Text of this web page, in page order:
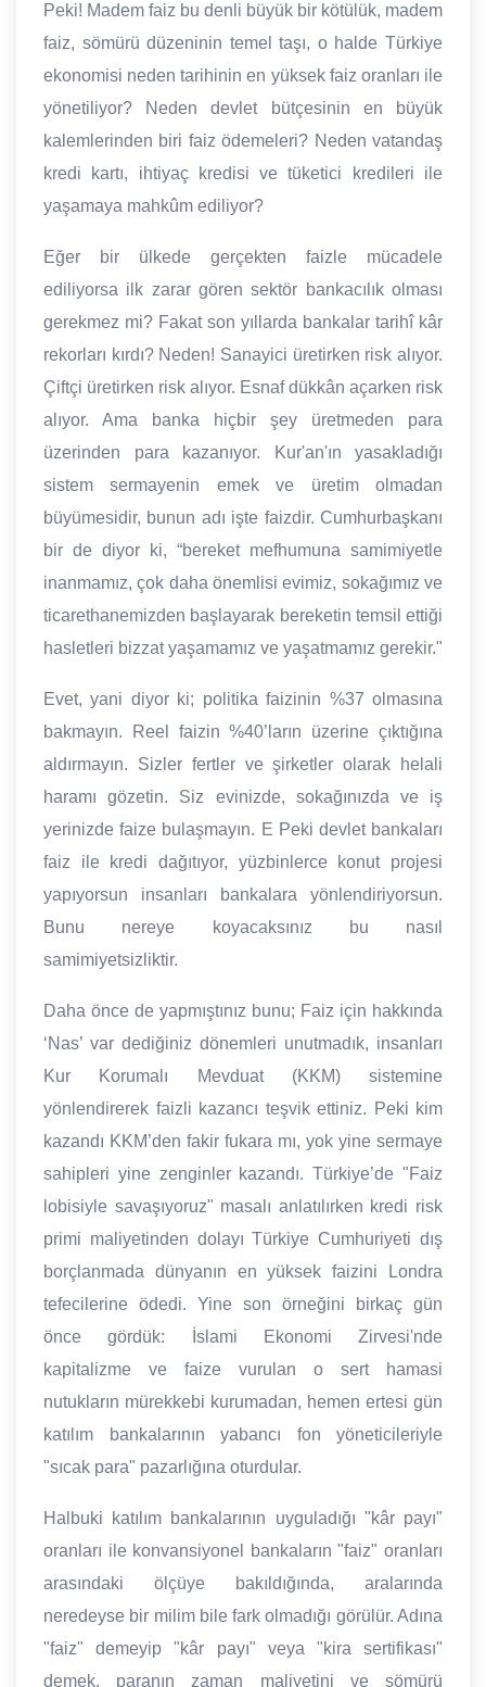
Peki! Madem faiz bu denli büyük bir kötülük, madem
faiz, sömürü düzeninin temel taşı, o halde Türkiye
ekonomisi neden tarihinin en yüksek faiz oranları ile
yönetiliyor? Neden devlet bütçesinin en büyük
kalemlerinden biri faiz ödemeleri? Neden vatandaş
kredi kartı, ihtiyaç kredisi ve tüketici kredileri ile
yaşamaya mahkûm ediliyor?
Eğer bir ülkede gerçekten faizle mücadele
ediliyorsa ilk zarar gören sektör bankacılık olması
gerekmez mi? Fakat son yıllarda bankalar tarihî kâr
rekorları kırdı? Neden! Sanayici üretirken risk alıyor.
Çiftçi üretirken risk alıyor. Esnaf dükkân açarken risk
alıyor. Ama banka hiçbir şey üretmeden para
üzerinden para kazanıyor. Kur'an'ın yasakladığı
sistem sermayenin emek ve üretim olmadan
büyümesidir, bunun adı işte faizdir. Cumhurbaşkanı
bir de diyor ki, “bereket mefhumuna samimiyetle
inanmamız, çok daha önemlisi evimiz, sokağımız ve
ticarethanemizden başlayarak bereketin temsil ettiği
hasletleri bizzat yaşamamız ve yaşatmamız gerekir."
Evet, yani diyor ki; politika faizinin %37 olmasına
bakmayın. Reel faizin %40’ların üzerine çıktığına
aldırmayın. Sizler fertler ve şirketler olarak helali
haramı gözetin. Siz evinizde, sokağınızda ve iş
yerinizde faize bulaşmayın. E Peki devlet bankaları
faiz ile kredi dağıtıyor, yüzbinlerce konut projesi
yapıyorsun insanları bankalara yönlendiriyorsun.
Bunu nereye koyacaksınız bu nasıl
samimiyetsizliktir.
Daha önce de yapmıştınız bunu; Faiz için hakkında
‘Nas’ var dediğiniz dönemleri unutmadık, insanları
Kur Korumalı Mevduat (KKM) sistemine
yönlendirerek faizli kazancı teşvik ettiniz. Peki kim
kazandı KKM’den fakir fukara mı, yok yine sermaye
sahipleri yine zenginler kazandı. Türkiye’de "Faiz
lobisiyle savaşıyoruz" masalı anlatılırken kredi risk
primi maliyetinden dolayı Türkiye Cumhuriyeti dış
borçlanmada dünyanın en yüksek faizini Londra
tefecilerine ödedi. Yine son örneğini birkaç gün
önce gördük: İslami Ekonomi Zirvesi'nde
kapitalizme ve faize vurulan o sert hamasi
nutukların mürekkebi kurumadan, hemen ertesi gün
katılım bankalarının yabancı fon yöneticileriyle
"sıcak para" pazarlığına oturdular.
Halbuki katılım bankalarının uyguladığı "kâr payı"
oranları ile konvansiyonel bankaların "faiz" oranları
arasındaki ölçüye bakıldığında, aralarında
neredeyse bir milim bile fark olmadığı görülür. Adına
"faiz" demeyip "kâr payı" veya "kira sertifikası"
demek, paranın zaman maliyetini ve sömürü